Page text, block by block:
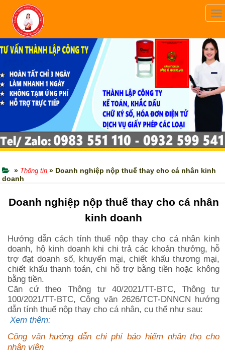
» Thông tin » Doanh nghiệp nộp thuế thay cho cá nhân kinh
doanh
Doanh nghiệp nộp thuế thay cho cá nhân
kinh doanh
Hướng dẫn cách tính thuế nộp thay cho cá nhân kinh
doanh, hộ kinh doanh khi chi trả các khoản thưởng, hỗ
trợ đạt doanh số, khuyến mại, chiết khấu thương mại,
chiết khấu thanh toán, chi hỗ trợ bằng tiền hoặc không
bằng tiền.
Căn cứ theo Thông tư 40/2021/TT-BTC, Thông tư
100/2021/TT-BTC, Công văn 2626/TCT-DNNCN hướng
dẫn tính thuế nộp thay cho cá nhân, cụ thể như sau:
Xem thêm:
Công văn hướng dẫn chi phí bảo hiểm nhân thọ cho
nhân viên